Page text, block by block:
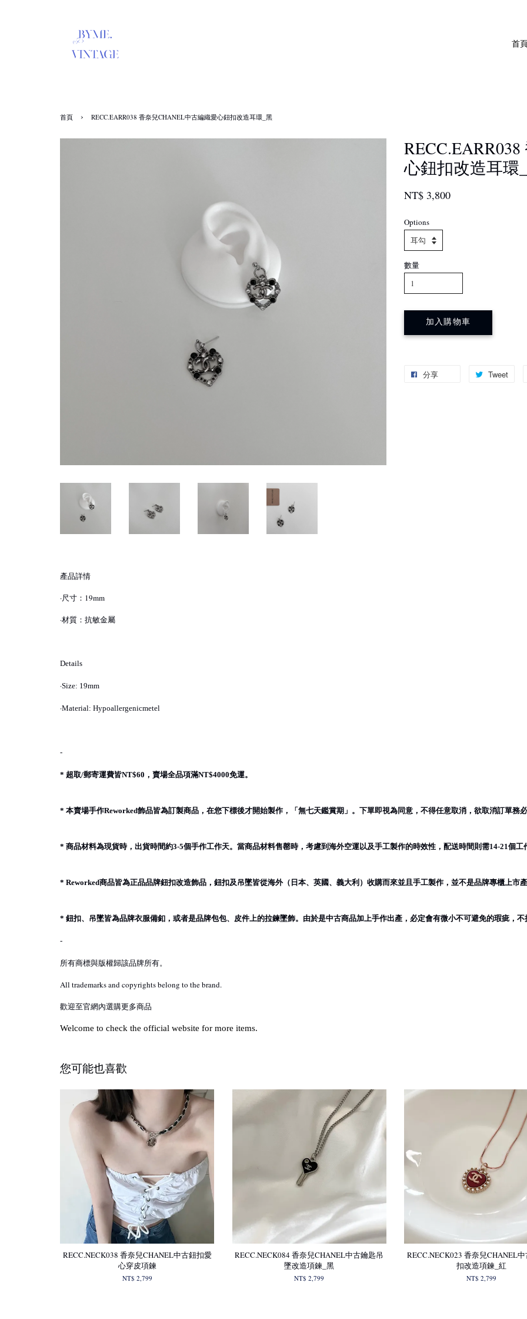
首頁
首頁 › RECC.EARR038 香奈兒CHANEL中古編織愛心鈕扣改造耳環_黑
心鈕扣改造耳環
NT$ 3,800
Options
數量
加入購物車
分享 Tweet
產品詳情
·尺寸：19mm
·材質：抗敏金屬
Details
·Size: 19mm
·Material: Hypoallergenicmetel
-
* 超取/郵寄運費皆NT$60 ，賣場全品項滿NT$4000免運。
* 本賣場手作Reworked飾品皆為訂製商品，在您下標後才開始製作，「無七天鑑賞期」。下單即視為同意，不得任意取消，欲取消訂單務
* 商品材料為現貨時，出貨時間約3-5個手作工作天。當商品材料售罄時，考慮到海外空運以及手工製作的時效性，配送時間則需14-21個工
* Reworked商品皆為正品品牌鈕扣改造飾品，鈕扣及吊墜皆從海外（日本、英國、義大利）收購而來並且手工製作，並不是品牌專櫃上市
* 鈕扣、吊墜皆為品牌衣服備釦，或者是品牌包包、皮件上的拉鍊墜飾。由於是中古商品加上手作出產，必定會有微小不可避免的瑕疵，不
-
所有商標與版權歸該品牌所有。
All trademarks and copyrights belong to the brand.
歡迎至官網內選購更多商品
Welcome to check the official website for more items.
您可能也喜歡
RECC.NECK038 香奈兒CHANEL中古鈕扣愛
心穿皮項鍊
NT$ 2,799
RECC.NECK084 香奈兒CHANEL中古鑰匙吊
墜改造項鍊_黑
NT$ 2,799
RECC.NECK023 香奈兒CHANEL
扣改造項鍊_紅
NT$ 2,799